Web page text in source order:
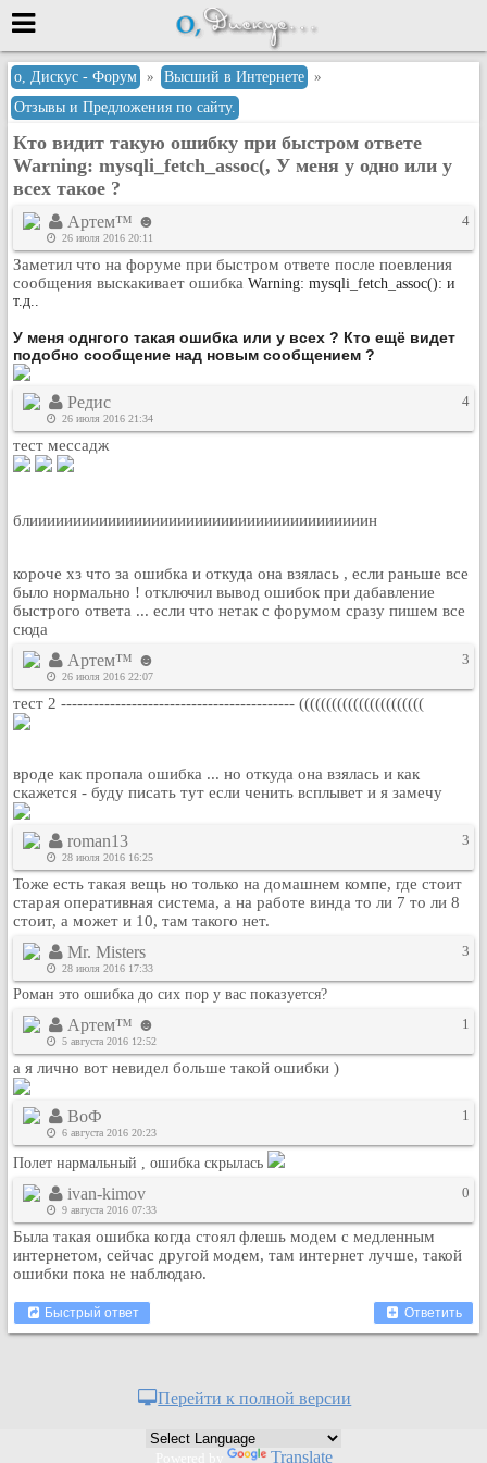
Меню
или войти через
Вход с 7ooo.ru
Регистрация
Забыли пароль?
Данные авторизации одинаковые с
сайтом 7ooo.ru
Форумы
Главная
Поиск
Новые сообщения
Беседы
Игры
Авто. Мото.
Космос
Домашние питомцы
Медицина
Компьютер
Группы
Норм
Музыкальный архив
Видео архив
Дело
Организации
Объявления
Рейтинг сайтов
Полная версия сайта
о, Дискус - Форум » Высший в Интернете »
Отзывы и Предложения по сайту.
Кто видит такую ошибку при быстром ответе
Warning: mysqli_fetch_assoc(, У меня у одно или у
всех такое ?
Артем™ ☻
26 июля 2016 20:11
4
Заметил что на форуме при быстром ответе после поевления
сообщения выскакивает ошибка Warning: mysqli_fetch_assoc(): и
т.д..
У меня однгого такая ошибка или у всех ? Кто ещё видет
подобно сообщение над новым сообщением ?
Редис
26 июля 2016 21:34
4
тест мессадж
блииииииииииииииииииииииииииииииииииииииин
короче хз что за ошибка и откуда она взялась , если раньше все
было нормально ! отключил вывод ошибок при дабавление
быстрого ответа ... если что нетак с форумом сразу пишем все
сюда
Артем™ ☻
26 июля 2016 22:07
3
тест 2 ------------------------------------------- (((((((((((((((((((((((
вроде как пропала ошибка ... но откуда она взялась и как
скажется - буду писать тут если ченить всплывет и я замечу
roman13
28 июля 2016 16:25
3
Тоже есть такая вещь но только на домашнем компе, где стоит
старая оперативная система, а на работе винда то ли 7 то ли 8
стоит, а может и 10, там такого нет.
Mr. Misters
28 июля 2016 17:33
3
Роман это ошибка до сих пор у вас показуется?
Артем™ ☻
5 августа 2016 12:52
1
а я лично вот невидел больше такой ошибки )
ВоФ
6 августа 2016 20:23
1
Полет нармальный , ошибка скрылась
ivan-kimov
9 августа 2016 07:33
0
Была такая ошибка когда стоял флешь модем с медленным
интернетом, сейчас другой модем, там интернет лучше, такой
ошибки пока не наблюдаю.
Быстрый ответ Ответить
Перейти к полной версии
Translate